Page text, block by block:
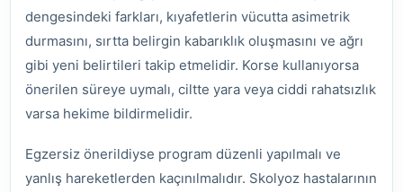
dengesindeki farkları, kıyafetlerin vücutta asimetrik
durmasını, sırtta belirgin kabarıklık oluşmasını ve ağrı
gibi yeni belirtileri takip etmelidir. Korse kullanıyorsa
önerilen süreye uymalı, ciltte yara veya ciddi rahatsızlık
varsa hekime bildirmelidir.
Egzersiz önerildiyse program düzenli yapılmalı ve
yanlış hareketlerden kaçınılmalıdır. Skolyoz hastalarının